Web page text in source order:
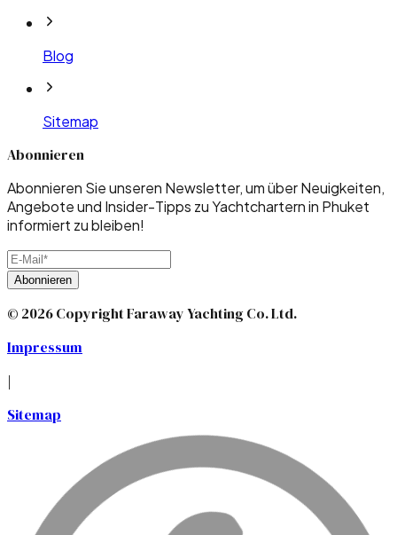
Blog
Sitemap
Abonnieren
Abonnieren Sie unseren Newsletter, um über Neuigkeiten,
Angebote und Insider-Tipps zu Yachtchartern in Phuket
informiert zu bleiben!
Abonnieren
© 2026 Copyright Faraway Yachting Co. Ltd.
Impressum
|
Sitemap